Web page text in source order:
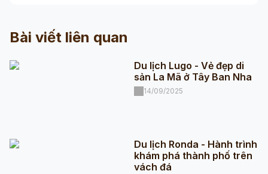
Bài viết liên quan
Du lịch Lugo - Vẻ đẹp di
sản La Mã ở Tây Ban Nha
14/09/2025
Du lịch Ronda - Hành trình
khám phá thành phố trên
vách đá